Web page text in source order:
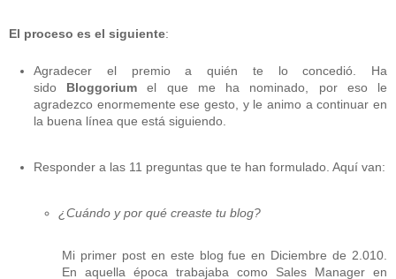
El proceso es el siguiente:
Agradecer el premio a quién te lo concedió. Ha
sido Bloggorium el que me ha nominado, por eso le
agradezco enormemente ese gesto, y le animo a continuar en
la buena línea que está siguiendo.
Responder a las 11 preguntas que te han formulado. Aquí van:
¿Cuándo y por qué creaste tu blog?
Mi primer post en este blog fue en Diciembre de 2.010.
En aquella época trabajaba como Sales Manager en